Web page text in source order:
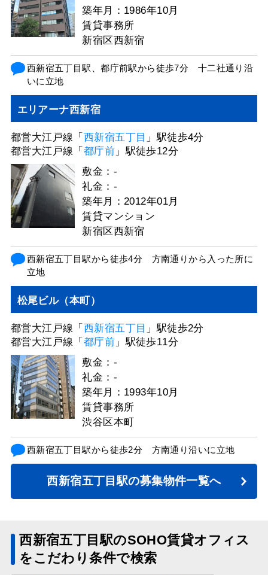
築年月：1986年10月
賃貸事務所
新宿区西新宿
西新宿五丁目駅、都庁前駅から徒歩7分 十二社通り沿
いに立地
エリアーナ西新宿
都営大江戸線「 西新宿五丁目 」駅徒歩4分
都営大江戸線「 都庁前 」駅徒歩12分
敷金：-
礼金：-
築年月：2012年01月
賃貸マンション
新宿区西新宿
西新宿五丁目駅から徒歩4分 方南通りから入った所に
立地
松尾ビル（本町）
都営大江戸線「 西新宿五丁目 」駅徒歩2分
都営大江戸線「 都庁前 」駅徒歩11分
敷金：-
礼金：-
築年月：1993年10月
賃貸事務所
渋谷区本町
西新宿五丁目駅から徒歩2分 方南通り沿いに立地
西新宿五丁目駅の募集物件一覧へ
西新宿五丁目駅のSOHO賃貸オフィス
をこだわり条件で検索